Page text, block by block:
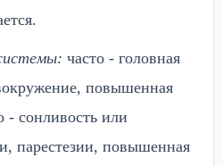
часто - головная
повышенная
- сонливость или
парестезии, повышенная